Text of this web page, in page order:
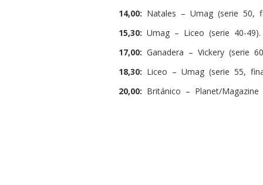
14,00: Natales – Umag (serie 50,
15,30: Umag – Liceo (serie 40-49).
17,00: Ganadera – Vickery (serie
18,30: Liceo – Umag (serie 55,
20,00: Británico – Planet/